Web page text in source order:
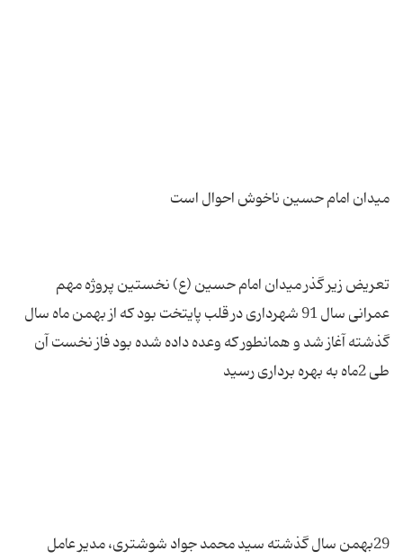
تعریض زیر گذر میدان امام حسین (ع) نخستین پروژه مهم
عمرانی سال 91 شهرداری در قلب پایتخت بود که از بهمن ماه سال
گذشته آغاز شد و همانطور که وعده داده شده بود فاز نخست آن
29بهمن سال گذشته سید محمد جواد شوشتری، مدیر عامل